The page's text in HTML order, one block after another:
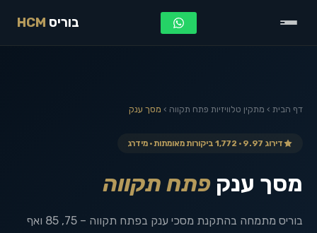
בוריס HCM
דף הבית › מתקין טלוויזיות פתח תקווה › מסך ענק
דירוג 9.97 · 1,772 ביקורות מאומתות · מידרג
מסך ענק פתח תקווה
בוריס מתמחה בהתקנת מסכי ענק בפתח תקווה – 75, 85 ואף